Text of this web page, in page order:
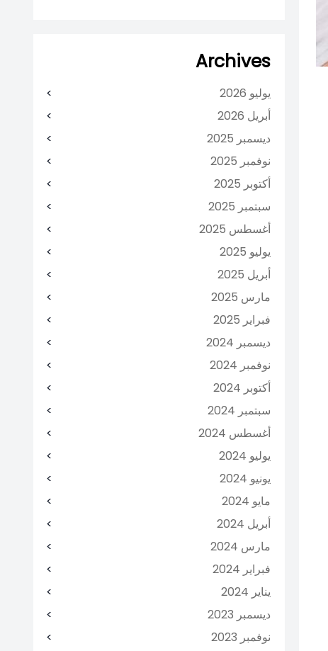
Archives
يوليو 2026
أبريل 2026
ديسمبر 2025
نوفمبر 2025
أكتوبر 2025
سبتمبر 2025
أغسطس 2025
يوليو 2025
أبريل 2025
مارس 2025
فبراير 2025
ديسمبر 2024
نوفمبر 2024
أكتوبر 2024
سبتمبر 2024
أغسطس 2024
يوليو 2024
يونيو 2024
مايو 2024
أبريل 2024
مارس 2024
فبراير 2024
يناير 2024
ديسمبر 2023
نوفمبر 2023